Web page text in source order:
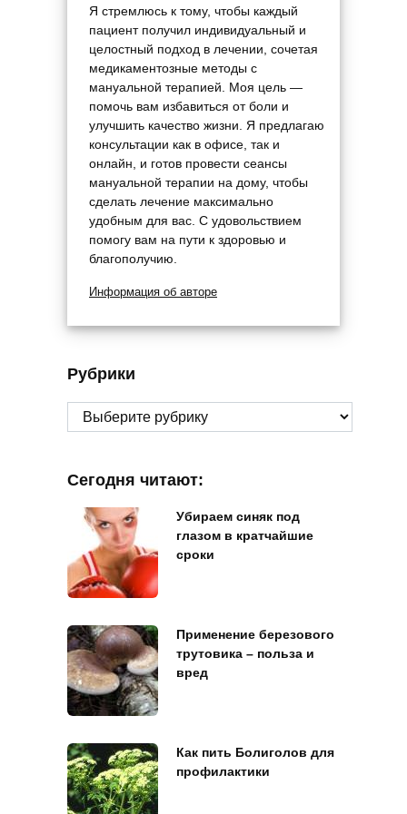
Я стремлюсь к тому, чтобы каждый
пациент получил индивидуальный и
целостный подход в лечении, сочетая
медикаментозные методы с
мануальной терапией. Моя цель —
помочь вам избавиться от боли и
улучшить качество жизни. Я предлагаю
консультации как в офисе, так и
онлайн, и готов провести сеансы
мануальной терапии на дому, чтобы
сделать лечение максимально
удобным для вас. С удовольствием
помогу вам на пути к здоровью и
благополучию.
Информация об авторе
Рубрики
Рубрики
Сегодня читают:
Убираем синяк под
глазом в кратчайшие
сроки
Применение березового
трутовика – польза и
вред
Как пить Болиголов для
профилактики